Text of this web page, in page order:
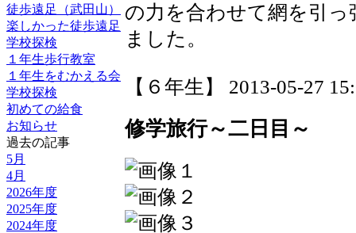
徒歩遠足（武田山）
楽しかった徒歩遠足
学校探検
１年生歩行教室
１年生をむかえる会
学校探検
初めての給食
お知らせ
過去の記事
5月
4月
2026年度
2025年度
2024年度
の力を合わせて網を引
ました。
【６年生】 2013-05-27
修学旅行～二日目～